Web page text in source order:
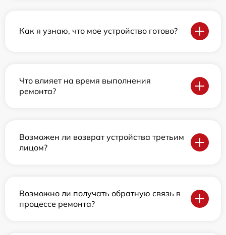
Как я узнаю, что мое устройство готово?
Что влияет на время выполнения
ремонта?
Возможен ли возврат устройства третьим
лицом?
Возможно ли получать обратную связь в
процессе ремонта?